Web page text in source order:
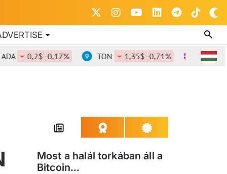
0,2$ -0,17% TON 1,35$ -0,71% DOT
Most a halál torkában áll a
Bitcoin...